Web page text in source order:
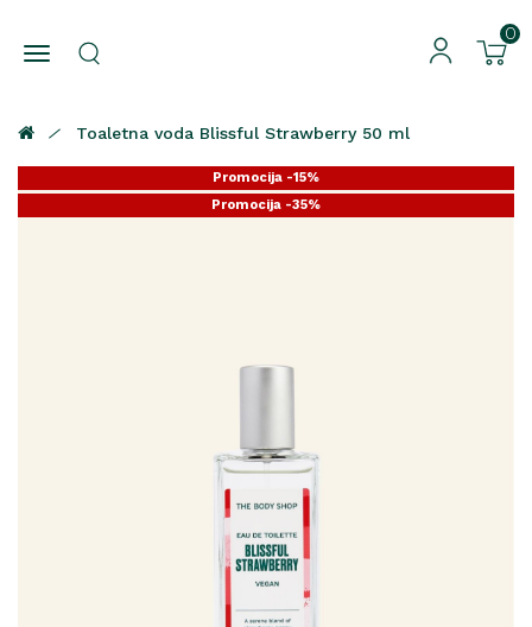
0
Toaletna voda Blissful Strawberry 50 ml
Promocija -15%
Promocija -25%
Promocija -35%